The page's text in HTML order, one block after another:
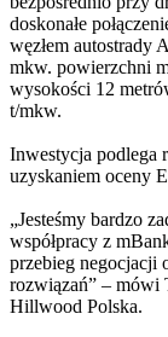
doskonałe
węzłem autostrady
mkw. powierzchni
wysokości 12
t/mkw.
Inwestycja
uzyskaniem oceny
„Jesteśmy bardzo
współpracy z
przebieg negocjacji
rozwiązań” – mówi
Hillwood Polska.